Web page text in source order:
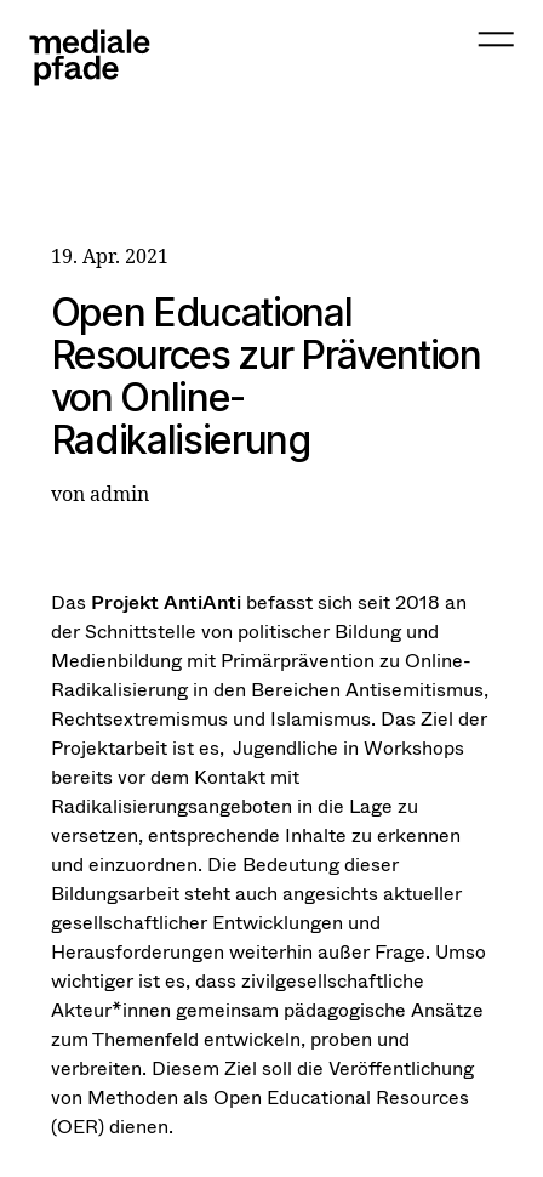
19. Apr. 2021
Open Educational
Resources zur Prävention
von Online-
Radikalisierung
von admin
Das Projekt AntiAntibefasst sich seit 2018 an
der Schnittstelle von politischer Bildung und
Medienbildung mit Primärprävention zu Online-
Radikalisierung in den Bereichen Antisemitismus,
Rechtsextremismus und Islamismus. Das Ziel der
Projektarbeit ist es, Jugendliche in Workshops
bereits vor dem Kontakt mit
Radikalisierungsangeboten in die Lage zu
versetzen, entsprechende Inhalte zu erkennen
und einzuordnen. Die Bedeutung dieser
Bildungsarbeit steht auch angesichts aktueller
gesellschaftlicher Entwicklungen und
Herausforderungen weiterhin außer Frage. Umso
wichtiger ist es, dass zivilgesellschaftliche
Akteur*innen gemeinsam pädagogische Ansätze
zum Themenfeld entwickeln, proben und
verbreiten. Diesem Ziel soll die Veröffentlichung
von Methoden als Open Educational Resources
(OER) dienen.